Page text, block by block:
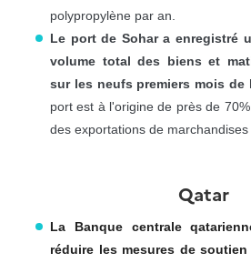
polypropylène par an.
Le port de Sohar a enregistré
volume total des biens et
sur les neufs premiers mois de
port est à l'origine de près de
des exportations de marchandises
Qatar
La Banque centrale
réduire les mesures de